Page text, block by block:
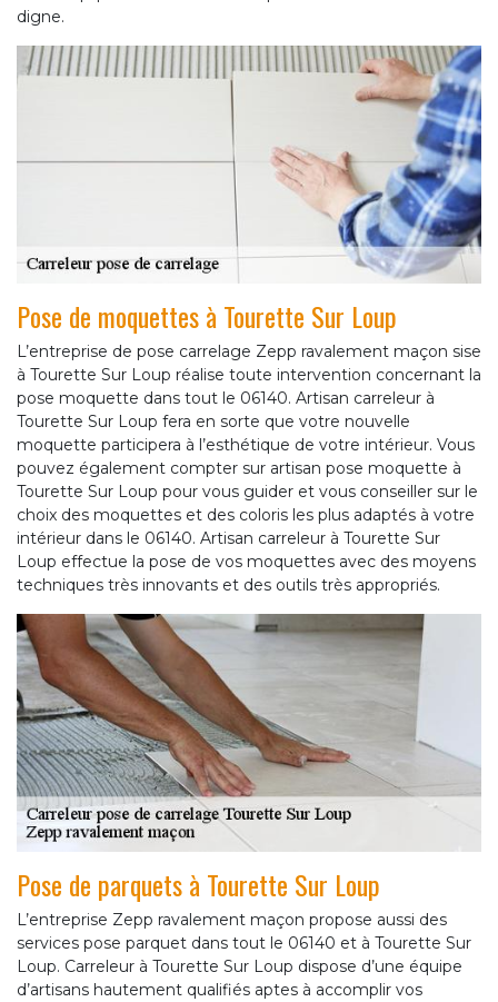
digne.
Pose de moquettes à Tourette Sur Loup
L’entreprise de pose carrelage Zepp ravalement maçon sise
à Tourette Sur Loup réalise toute intervention concernant la
pose moquette dans tout le 06140. Artisan carreleur à
Tourette Sur Loup fera en sorte que votre nouvelle
moquette participera à l’esthétique de votre intérieur. Vous
pouvez également compter sur artisan pose moquette à
Tourette Sur Loup pour vous guider et vous conseiller sur le
choix des moquettes et des coloris les plus adaptés à votre
intérieur dans le 06140. Artisan carreleur à Tourette Sur
Loup effectue la pose de vos moquettes avec des moyens
techniques très innovants et des outils très appropriés.
Pose de parquets à Tourette Sur Loup
L’entreprise Zepp ravalement maçon propose aussi des
services pose parquet dans tout le 06140 et à Tourette Sur
Loup. Carreleur à Tourette Sur Loup dispose d’une équipe
d’artisans hautement qualifiés aptes à accomplir vos